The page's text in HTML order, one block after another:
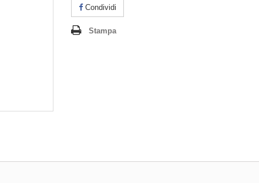
Condividi
Stampa